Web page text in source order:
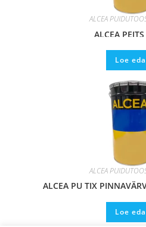
ALCEA
ALCEA
Loe
ALCEA
ALCEA PU TIX
Loe